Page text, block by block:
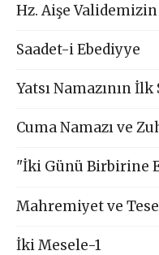
Hz. Aişe
Saadet-i Ebediyye
Yatsı Namazının
Cuma Namazı ve
"İki Günü Birbirine
Mahremiyet ve
İki Mesele-1